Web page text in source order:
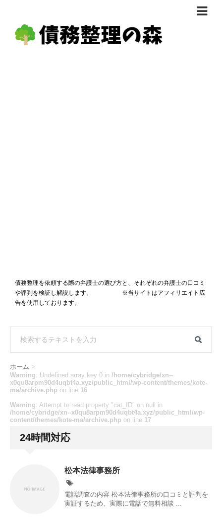
債務整理体験談
債務整理を依頼する際の弁護士の選び方と、それぞれの弁護士の口コミ
や評判を検証し解説します。 ※当サイトはアフィリエイト広
告を使用しております。
ホーム >
Warning: Undefined array key 0 in /home/cybridge/xn--
x0qu8arpm90d4uqbt4a.xyz/public_html/wp-content/themes/kote-
ma/archive.php on line 16
Warning: Attempt to read property "cat_ID" on null in
/home/cybridge/xn--x0qu8arpm90d4uqbt4a.xyz/public_html/wp-
content/themes/kote-ma/archive.php on line 17
24時間対応
松本法律事務所
電話調査の内容 松本法律事務所の口コミと評判を
実証するため、実際に電話で無料相談 ...